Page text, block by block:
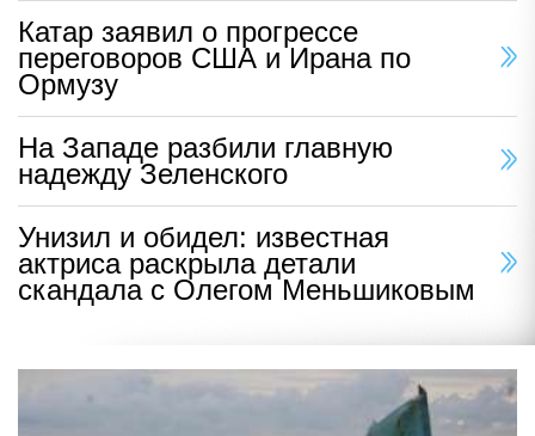
Катар заявил о прогрессе
переговоров США и Ирана по
Ормузу
На Западе разбили главную
надежду Зеленского
Унизил и обидел: известная
актриса раскрыла детали
скандала с Олегом Меньшиковым